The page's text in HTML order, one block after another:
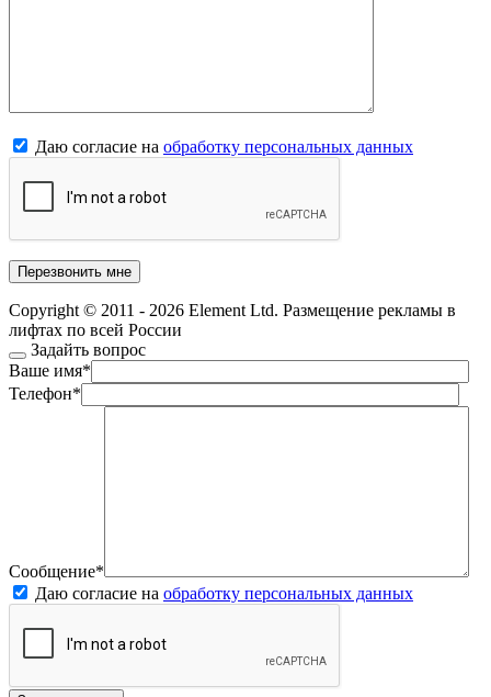
Даю согласие на обработку персональных данных
Copyright © 2011 - 2026 Element Ltd. Размещение рекламы в
лифтах по всей России
Задайть вопрос
Ваше имя*
Телефон*
Сообщение*
Даю согласие на обработку персональных данных